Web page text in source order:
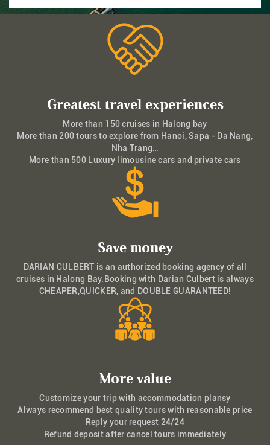
Greatest travel experiences
More than 150 cruises in Halong bay
More than 200 tours to explore from Hanoi, Sapa - Da Nang,
Nha Trang…
More than 500 Luxury limousine cars and private cars
Save money
DARIAN CULBERT is an authorized booking agency of all
cruises in Halong Bay.Booking with Darian Culbert is always
CHEAPER,QUICKER, and DOUBLE GUARANTEED!
More value
Customize your trip with accommodation plansy
Always recommend best quality tours with reasonable price
Reply your request 24/24
Refund deposit after cancel tours immediately